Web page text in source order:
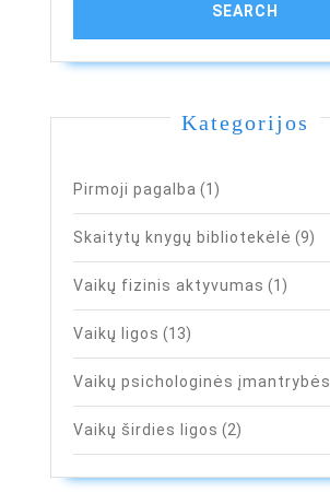
Kategorijos
Pirmoji pagalba (1)
Skaitytų knygų bibliotekėlė (9)
Vaikų fizinis aktyvumas (1)
Vaikų ligos (13)
Vaikų psichologinės įmantrybės
Vaikų širdies ligos (2)